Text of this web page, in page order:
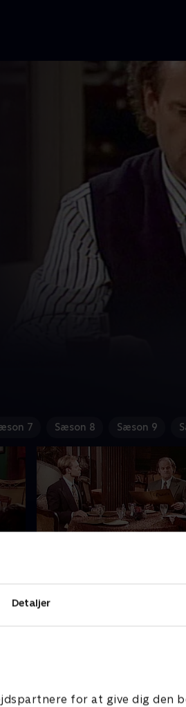
Detaljer
for at give dig den
7 Sæson 8 Sæson 9
får Fraisier til at tro, at han